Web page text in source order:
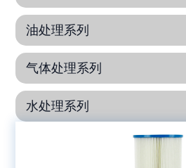
油处理系列
气体处理系列
水处理系列